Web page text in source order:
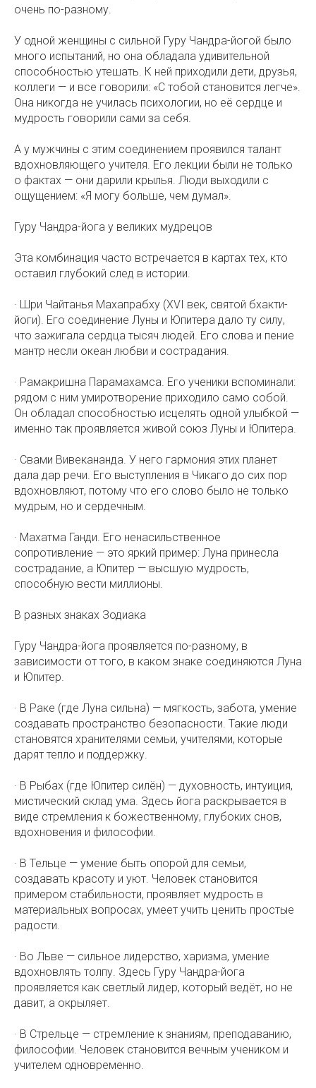
очень по-разному.
У одной женщины с сильной Гуру Чандра-йогой было
много испытаний, но она обладала удивительной
способностью утешать. К ней приходили дети, друзья,
коллеги — и все говорили: «С тобой становится легче».
Она никогда не училась психологии, но её сердце и
мудрость говорили сами за себя.
А у мужчины с этим соединением проявился талант
вдохновляющего учителя. Его лекции были не только
о фактах — они дарили крылья. Люди выходили с
ощущением: «Я могу больше, чем думал».
Гуру Чандра-йога у великих мудрецов
Эта комбинация часто встречается в картах тех, кто
оставил глубокий след в истории.
· Шри Чайтанья Махапрабху (XVI век, святой бхакти-
йоги). Его соединение Луны и Юпитера дало ту силу,
что зажигала сердца тысяч людей. Его слова и пение
мантр несли океан любви и сострадания.
· Рамакришна Парамахамса. Его ученики вспоминали:
рядом с ним умиротворение приходило само собой.
Он обладал способностью исцелять одной улыбкой —
именно так проявляется живой союз Луны и Юпитера.
· Свами Вивекананда. У него гармония этих планет
дала дар речи. Его выступления в Чикаго до сих пор
вдохновляют, потому что его слово было не только
мудрым, но и сердечным.
· Махатма Ганди. Его ненасильственное
сопротивление — это яркий пример: Луна принесла
сострадание, а Юпитер — высшую мудрость,
способную вести миллионы.
В разных знаках Зодиака
Гуру Чандра-йога проявляется по-разному, в
зависимости от того, в каком знаке соединяются Луна
и Юпитер.
· В Раке (где Луна сильна) — мягкость, забота, умение
создавать пространство безопасности. Такие люди
становятся хранителями семьи, учителями, которые
дарят тепло и поддержку.
· В Рыбах (где Юпитер силён) — духовность, интуиция,
мистический склад ума. Здесь йога раскрывается в
виде стремления к божественному, глубоких снов,
вдохновения и философии.
· В Тельце — умение быть опорой для семьи,
создавать красоту и уют. Человек становится
примером стабильности, проявляет мудрость в
материальных вопросах, умеет учить ценить простые
радости.
· Во Льве — сильное лидерство, харизма, умение
вдохновлять толпу. Здесь Гуру Чандра-йога
проявляется как светлый лидер, который ведёт, но не
давит, а окрыляет.
· В Стрельце — стремление к знаниям, преподаванию,
философии. Человек становится вечным учеником и
учителем одновременно.